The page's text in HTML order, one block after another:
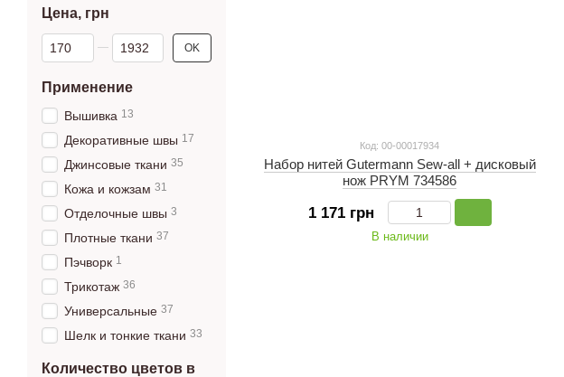
Код: 00-00017934
Набор нитей Gutermann Sew-all + дисковый
нож PRYM 734586
1 171 грн
В наличии
Цена, грн
От Цена, грн
До Цена, грн OK
Применение
Вышивка 13
Декоративные швы 17
Джинсовые ткани 35
Кожа и кожзам 31
Отделочные швы 3
Плотные ткани 37
Пэчворк 1
Трикотаж 36
Универсальные 37
Шелк и тонкие ткани 33
Количество цветов в